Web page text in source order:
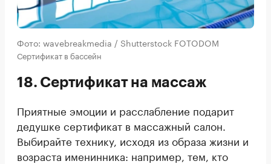
Фото: wavebreakmedia / Shutterstock FOTODOM
Сертификат в бассейн
18. Сертификат на массаж
Приятные эмоции и расслабление подарит
дедушке сертификат в массажный салон.
Выбирайте технику, исходя из образа жизни и
возраста именинника: например, тем, кто